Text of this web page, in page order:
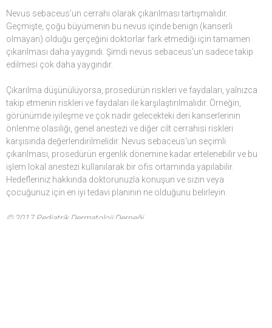
Nevus sebaceus’un cerrahi olarak çıkarılması tartışmalıdır.
Geçmişte, çoğu büyümenin bu nevus içinde benign (kanserli
olmayan) olduğu gerçeğini doktorlar fark etmediği için tamamen
çıkarılması daha yaygındı. Şimdi nevus sebaceus’un sadece takip
edilmesi çok daha yaygındır.
Çıkarılma düşünülüyorsa, prosedürün riskleri ve faydaları, yalnızca
takip etmenin riskleri ve faydaları ile karşılaştırılmalıdır. Örneğin,
görünümde iyileşme ve çok nadir gelecekteki deri kanserlerinin
önlenme olasılığı, genel anestezi ve diğer cilt cerrahisi riskleri
karşısında değerlendirilmelidir. Nevus sebaceus’un seçimli
çıkarılması, prosedürün ergenlik dönemine kadar ertelenebilir ve bu
işlem lokal anestezi kullanılarak bir ofis ortamında yapılabilir.
Hedefleriniz hakkında doktorunuzla konuşun ve sizin veya
çocuğunuz için en iyi tedavi planının ne olduğunu belirleyin.
© 2017 Pediatrik Dermatoloji Derneği